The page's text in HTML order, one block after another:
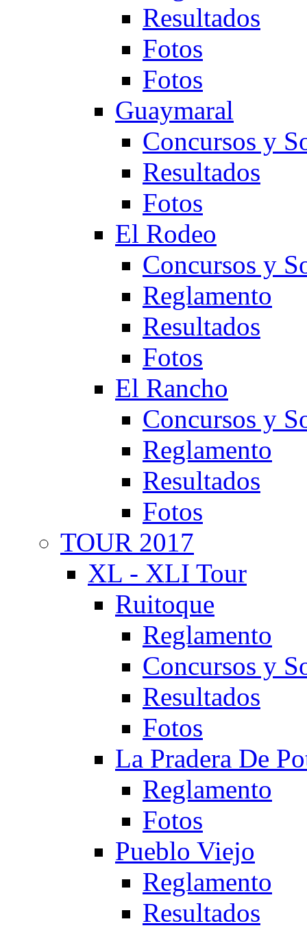
Resultados
Fotos
Fotos
Guaymaral
Concursos y
Resultados
Fotos
El Rodeo
Concursos y
Reglamento
Resultados
Fotos
El Rancho
Concursos y
Reglamento
Resultados
Fotos
TOUR 2017
XL - XLI Tour
Ruitoque
Reglamento
Concursos y
Resultados
Fotos
La Pradera De
Reglamento
Fotos
Pueblo Viejo
Reglamento
Resultados